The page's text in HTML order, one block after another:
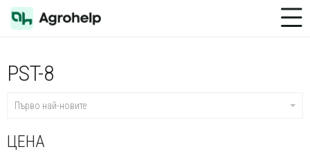
Toggle Menu
PST-8
Първо най-новите
ЦЕНА